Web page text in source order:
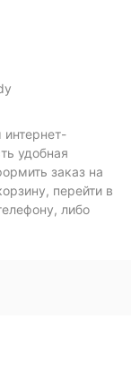
удобная
заказ на
перейти в
либо